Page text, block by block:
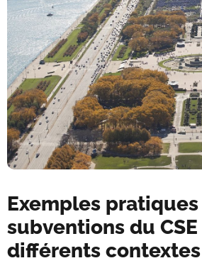
Exemples
subventions du
différents